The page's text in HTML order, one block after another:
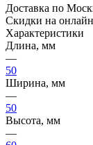
Доставка по
Скидки на
Характеристики
Длина, мм
—
50
Ширина, мм
—
50
Высота, мм
—